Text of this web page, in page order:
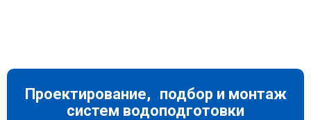
Проектирование, подбор и монтаж
систем водоподготовки